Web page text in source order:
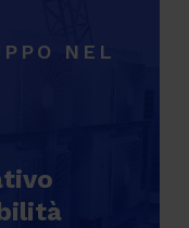
NEL